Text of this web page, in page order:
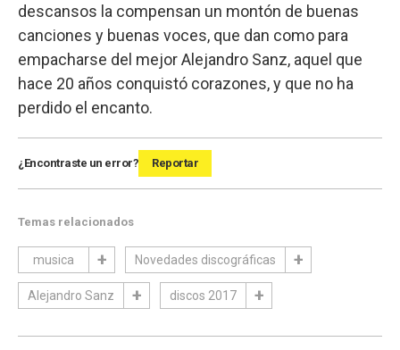
descansos la compensan un montón de buenas
canciones y buenas voces, que dan como para
empacharse del mejor Alejandro Sanz, aquel que
hace 20 años conquistó corazones, y que no ha
perdido el encanto.
¿Encontraste un error? Reportar
Temas relacionados
musica Novedades discográficas
Alejandro Sanz discos 2017